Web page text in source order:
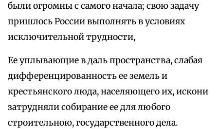
были огромны с самого начала; свою задачу
пришлось России выполнять в условиях
исключительной трудности,
Ее уплывающие в даль пространства, слабая
дифференцированность ее земель и
крестьянского люда, населяющего их, искони
затрудняли собирание ее для любого
строительною, государственного дела.